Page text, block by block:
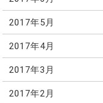
2017年5月
2017年4月
2017年3月
2017年2月